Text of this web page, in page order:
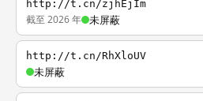
http://t.cn/zjhEjIm
截至 2026 年 未屏蔽
http://t.cn/RhXloUV
未屏蔽